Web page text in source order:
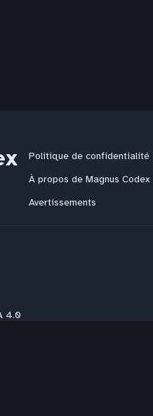
Politique de confidentialité
À propos de Magnus Codex
Avertissements
4.0